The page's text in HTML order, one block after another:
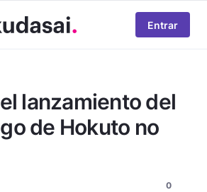
Entrar
lanzamiento del
de Hokuto no
0